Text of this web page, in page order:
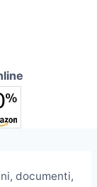
documenti,